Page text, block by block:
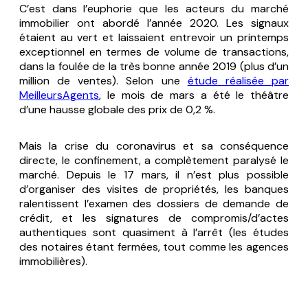
C’est dans l’euphorie que les acteurs du marché
immobilier ont abordé l’année 2020. Les signaux
étaient au vert et laissaient entrevoir un printemps
exceptionnel en termes de volume de transactions,
dans la foulée de la très bonne année 2019 (plus d’un
million de ventes). Selon une étude réalisée par
MeilleursAgents, le mois de mars a été le théâtre
d’une hausse globale des prix de 0,2 %.
Mais la crise du coronavirus et sa conséquence
directe, le confinement, a complètement paralysé le
marché. Depuis le 17 mars, il n’est plus possible
d’organiser des visites de propriétés, les banques
ralentissent l’examen des dossiers de demande de
crédit, et les signatures de compromis/d’actes
authentiques sont quasiment à l’arrêt (les études
des notaires étant fermées, tout comme les agences
immobilières).